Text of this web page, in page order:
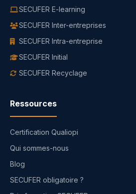
SECUFER E-learning
SECUFER Inter-entreprises
SECUFER Intra-entreprise
SECUFER Initial
SECUFER Recyclage
Ressources
Certification Qualiopi
Qui sommes-nous
Blog
SECUFER obligatoire ?